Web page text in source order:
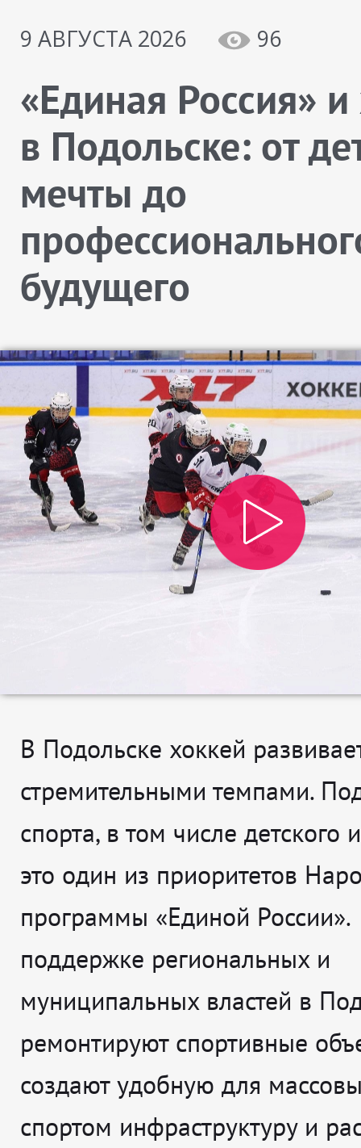
9 АВГУСТА 2026
96
«Единая Россия»
в Подольске: от
мечты до
будущего
В Подольске хоккей
стремительными темпами.
спорта, в том числе детского
это один из приоритетов
программы «Единой России».
поддержке региональных и
муниципальных властей в
ремонтируют спортивные
создают удобную для
спортом инфраструктуру и